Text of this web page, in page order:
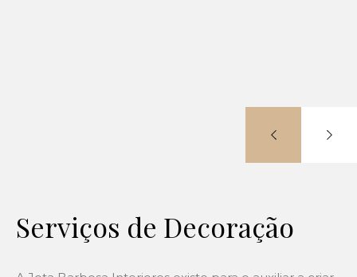
Serviços de Decoração